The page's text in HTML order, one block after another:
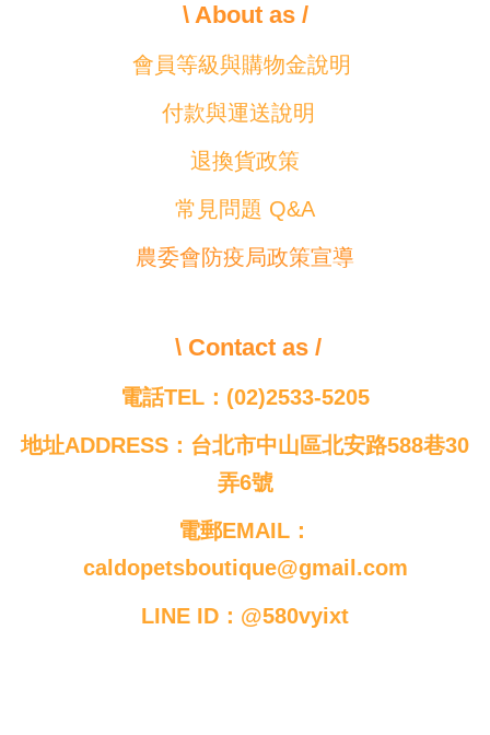
\ About as /
會員等級與購物金說明
付款與運送說明
退換貨政策
常見問題 Q&A
農委會防疫局政策宣導
\ Contact as /
電話TEL：(02)2533-5205
地址ADDRESS：台北市中山區北安路588巷30
弄6號
電郵EMAIL：
caldopetsboutique@gmail.com
LINE ID：@580vyixt